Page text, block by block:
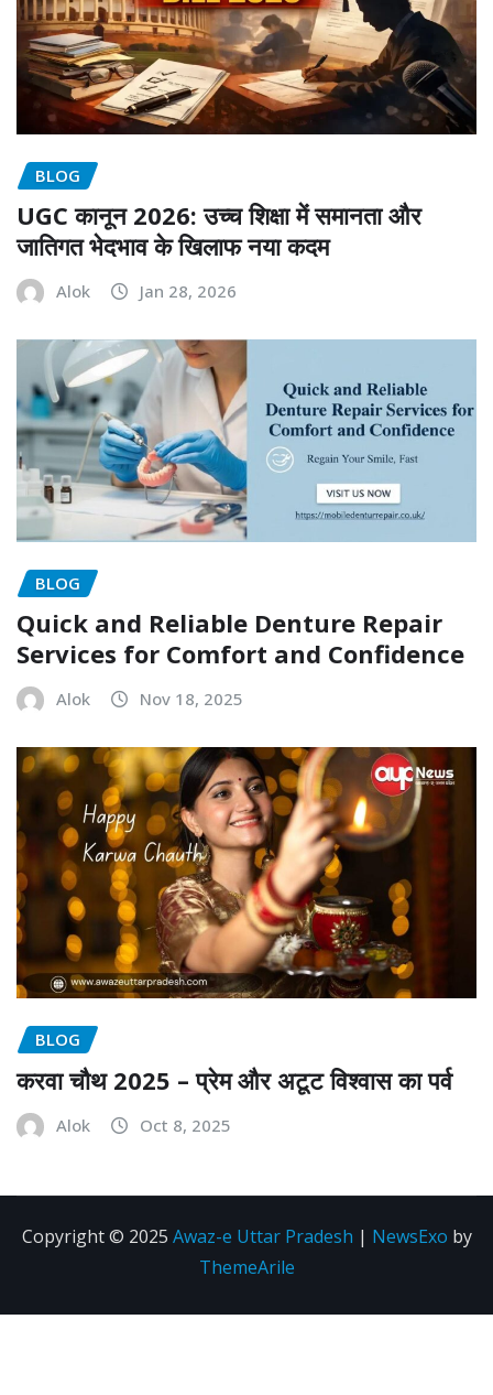
BLOG
UGC कानून 2026: उच्च शिक्षा में समानता और
जातिगत भेदभाव के खिलाफ नया कदम
Alok Jan 28, 2026
BLOG
Quick and Reliable Denture Repair
Services for Comfort and Confidence
Alok Nov 18, 2025
BLOG
करवा चौथ 2025 – प्रेम और अटूट विश्वास का पर्व
Alok Oct 8, 2025
Copyright © 2025 Awaz-e Uttar Pradesh | NewsExo by
ThemeArile